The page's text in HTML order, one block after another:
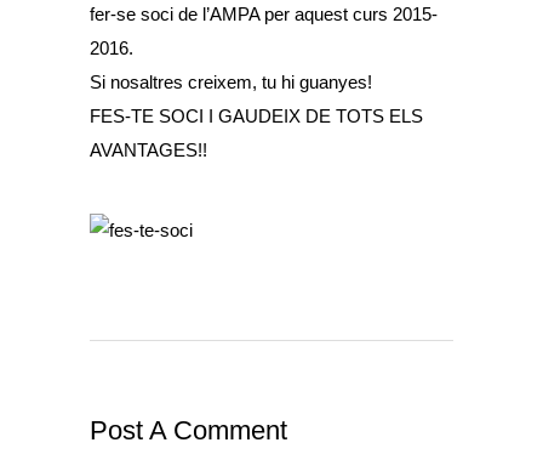
fer-se soci de l’AMPA per aquest curs 2015-
2016.
Si nosaltres creixem, tu hi guanyes!
FES-TE SOCI I GAUDEIX DE TOTS ELS
AVANTAGES!!
Post A Comment